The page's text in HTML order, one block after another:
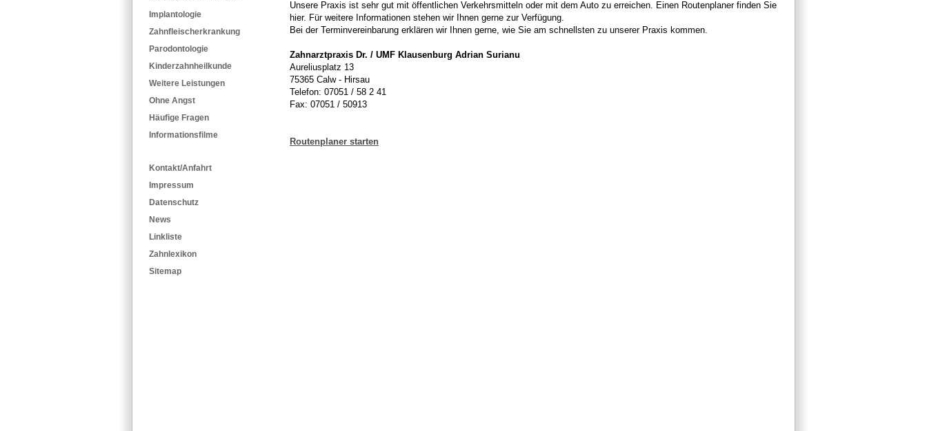
Implantologie
Zahnfleischerkrankung
Parodontologie
Kinderzahnheilkunde
Weitere Leistungen
Ohne Angst
Häufige Fragen
Informationsfilme
Kontakt/Anfahrt
Impressum
Datenschutz
News
Linkliste
Zahnlexikon
Sitemap
Unsere Praxis ist sehr gut mit öffentlichen Verkehrsmitteln oder mit dem Auto zu erreichen. Einen Routenplaner finden Sie
hier. Für weitere Informationen stehen wir Ihnen gerne zur Verfügung.
Bei der Terminvereinbarung erklären wir Ihnen gerne, wie Sie am schnellsten zu unserer Praxis kommen.
Zahnarztpraxis Dr. / UMF Klausenburg Adrian Surianu
Aureliusplatz 13
75365 Calw - Hirsau
Telefon: 07051 / 58 2 41
Fax: 07051 / 50913
Routenplaner starten